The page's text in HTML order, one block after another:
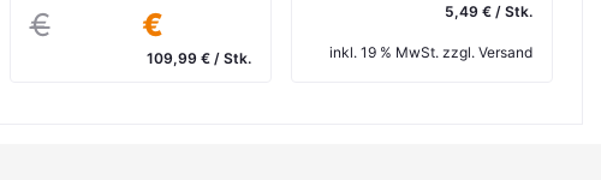
€
€
109,99 € / Stk.
5,49 € / Stk.
inkl. 19 % MwSt. zzgl. Versand